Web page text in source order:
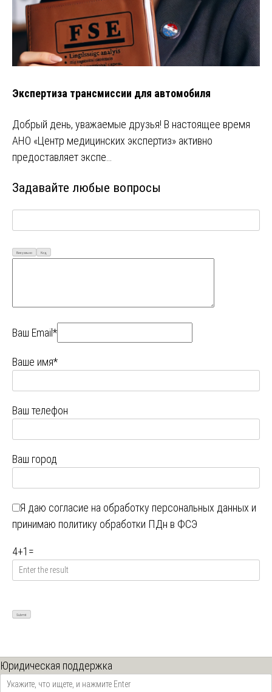
Экспертиза трансмиссии для автомобиля
Добрый день, уважаемые друзья! В настоящее время
АНО «Центр медицинских экспертиз» активно
предоставляет экспе…
Задавайте любые вопросы
Визуально Код
Ваш Email*
Ваше имя*
Ваш телефон
Ваш город
Я даю согласие на обработку персональных данных и
принимаю политику обработки ПДн в ФСЭ
4+1 =
Юридическая поддержка